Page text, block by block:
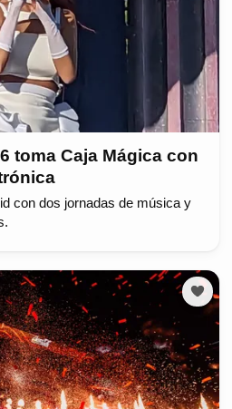
toma Caja Mágica con
con dos jornadas de música y